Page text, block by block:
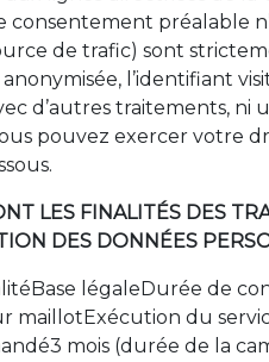
consentement préalable
de trafic) sont
anonymisée, l’identifiant
d’autres traitements, ni
pouvez exercer votre
LES FINALITÉS DES
DES DONNÉES
légaleDurée de
maillotExécution du
mois (durée de la